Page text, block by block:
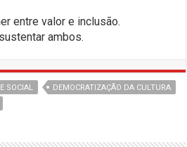
entre valor e inclusão.
ambos.
SOCIAL
DEMOCRATIZAÇÃO DA CULTURA